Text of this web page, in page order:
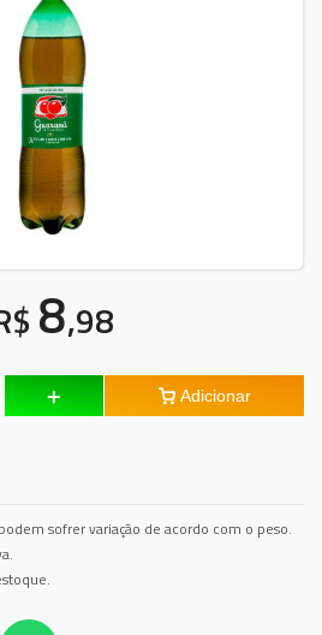
8,98
Adicionar
sofrer variação de acordo com o peso.